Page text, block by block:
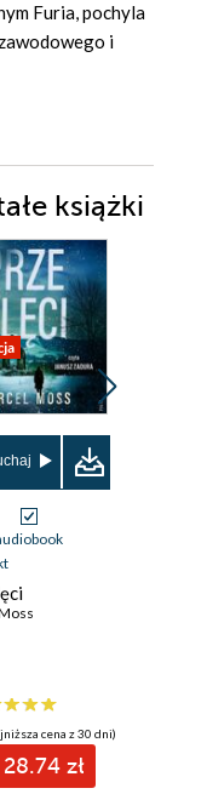
Furia, pochyla
i
książki
cena z 30 dni)
28.74 zł